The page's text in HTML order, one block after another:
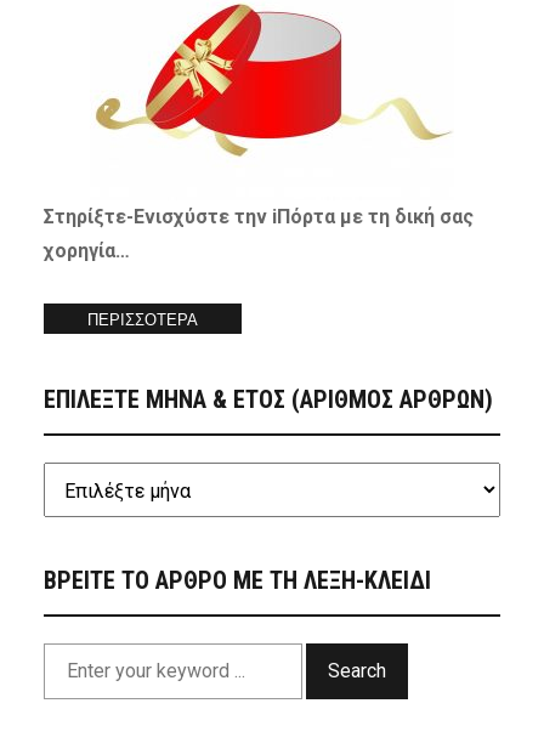
Στηρίξτε-Ενισχύστετην iΠόρτα με τη δική σας
χορηγία…
ΠΕΡΙΣΣΟΤΕΡΑ
ΕΠΙΛΕΞΤΕ ΜΗΝΑ & ΕΤΟΣ (ΑΡΙΘΜΟΣ ΑΡΘΡΩΝ)
ΒΡΕΙΤΕ ΤΟ ΑΡΘΡΟ ΜΕ ΤΗ ΛΕΞΗ-ΚΛΕΙΔΙ
Search